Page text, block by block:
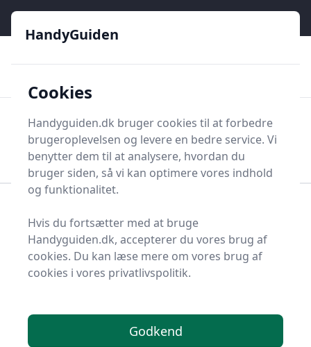
HandyGuiden
Søg nu
Søg nu
Diverse værktøj
Diverse værktøj og tilbehør
Torpedovaterpas
Bedste torpedovaterpas
HandyGuiden
Cookies
Handyguiden.dk bruger cookies til at forbedre
brugeroplevelsen og levere en bedre service. Vi
benytter dem til at analysere, hvordan du
bruger siden, så vi kan optimere vores indhold
og funktionalitet.
Hvis du fortsætter med at bruge
Handyguiden.dk, accepterer du vores brug af
cookies. Du kan læse mere om vores brug af
cookies i vores privatlivspolitik.
Godkend